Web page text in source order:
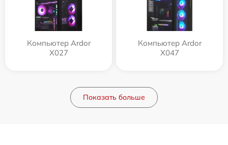
Компьютер Ardor
X027
Компьютер Ardor
X047
Показать больше